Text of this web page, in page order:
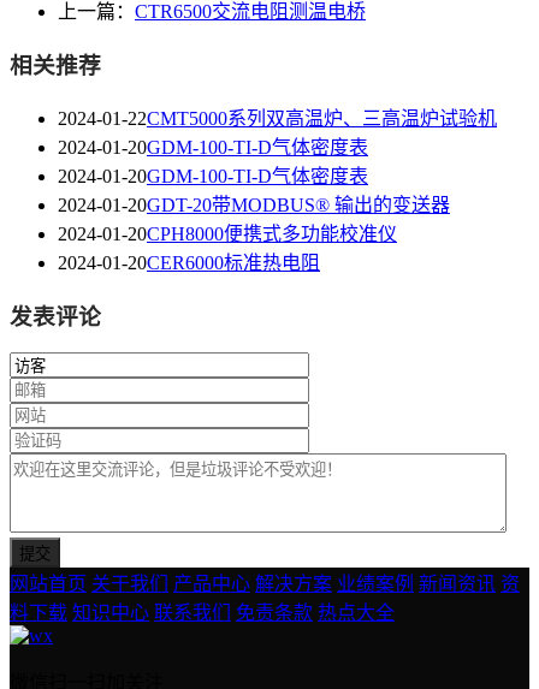
上一篇： CTR6500交流电阻测温电桥
相关推荐
2024-01-22CMT5000系列双高温炉、三高温炉试验机
2024-01-20GDM-100-TI-D气体密度表
2024-01-20GDM-100-TI-D气体密度表
2024-01-20GDT-20带MODBUS® 输出的变送器
2024-01-20CPH8000便携式多功能校准仪
2024-01-20CER6000标准热电阻
发表评论
网站首页 关于我们 产品中心 解决方案 业绩案例 新闻资讯 资
料下载 知识中心 联系我们 免责条款 热点大全